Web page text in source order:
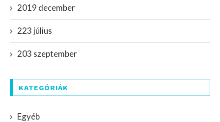
2019 december
223 július
203 szeptember
KATEGÓRIÁK
Egyéb